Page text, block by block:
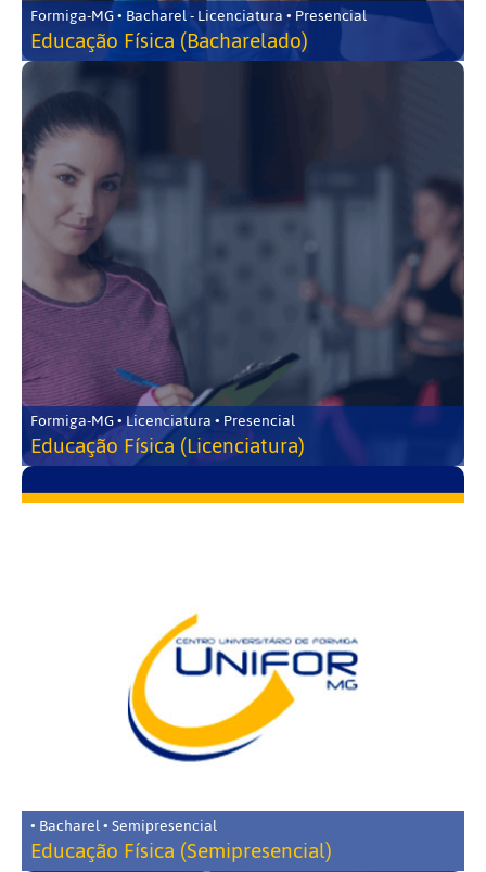
Formiga-MG • Bacharel - Licenciatura • Presencial
Educação Física (Bacharelado)
Formiga-MG • Licenciatura • Presencial
Educação Física (Licenciatura)
• Bacharel • Semipresencial
Educação Física (Semipresencial)